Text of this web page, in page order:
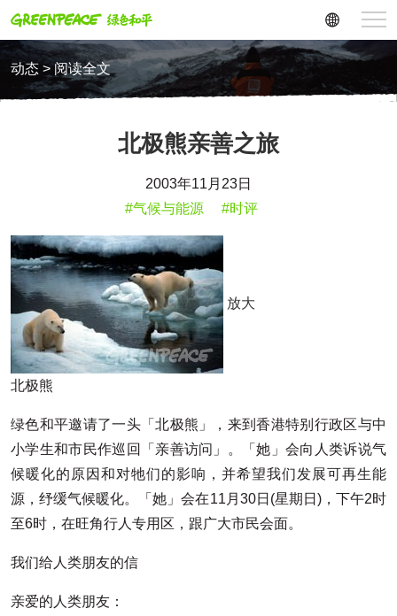
动态 > 阅读全文
北极熊亲善之旅
2003年11月23日
#气候与能源
#时评
放大
北极熊
绿色和平邀请了一头「北极熊」，来到香港特别行政区与中
小学生和市民作巡回「亲善访问」。「她」会向人类诉说气
候暖化的原因和对牠们的影响，并希望我们发展可再生能
源，纾缓气候暖化。「她」会在11月30日(星期日)，下午2时
至6时，在旺角行人专用区，跟广大市民会面。
我们给人类朋友的信
亲爱的人类朋友：